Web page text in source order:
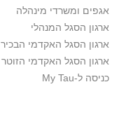
אגפים ומשרדי מינהלה
ארגון הסגל המנהלי
ארגון הסגל האקדמי הבכיר
ארגון הסגל האקדמי הזוטר
כניסה ל-My Tau